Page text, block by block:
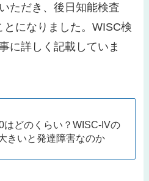
ただき、後日知能検査
とになりました。WISC検
に詳しく記載していま
はどのくらい？WISC-IVの
きいと発達障害なのか